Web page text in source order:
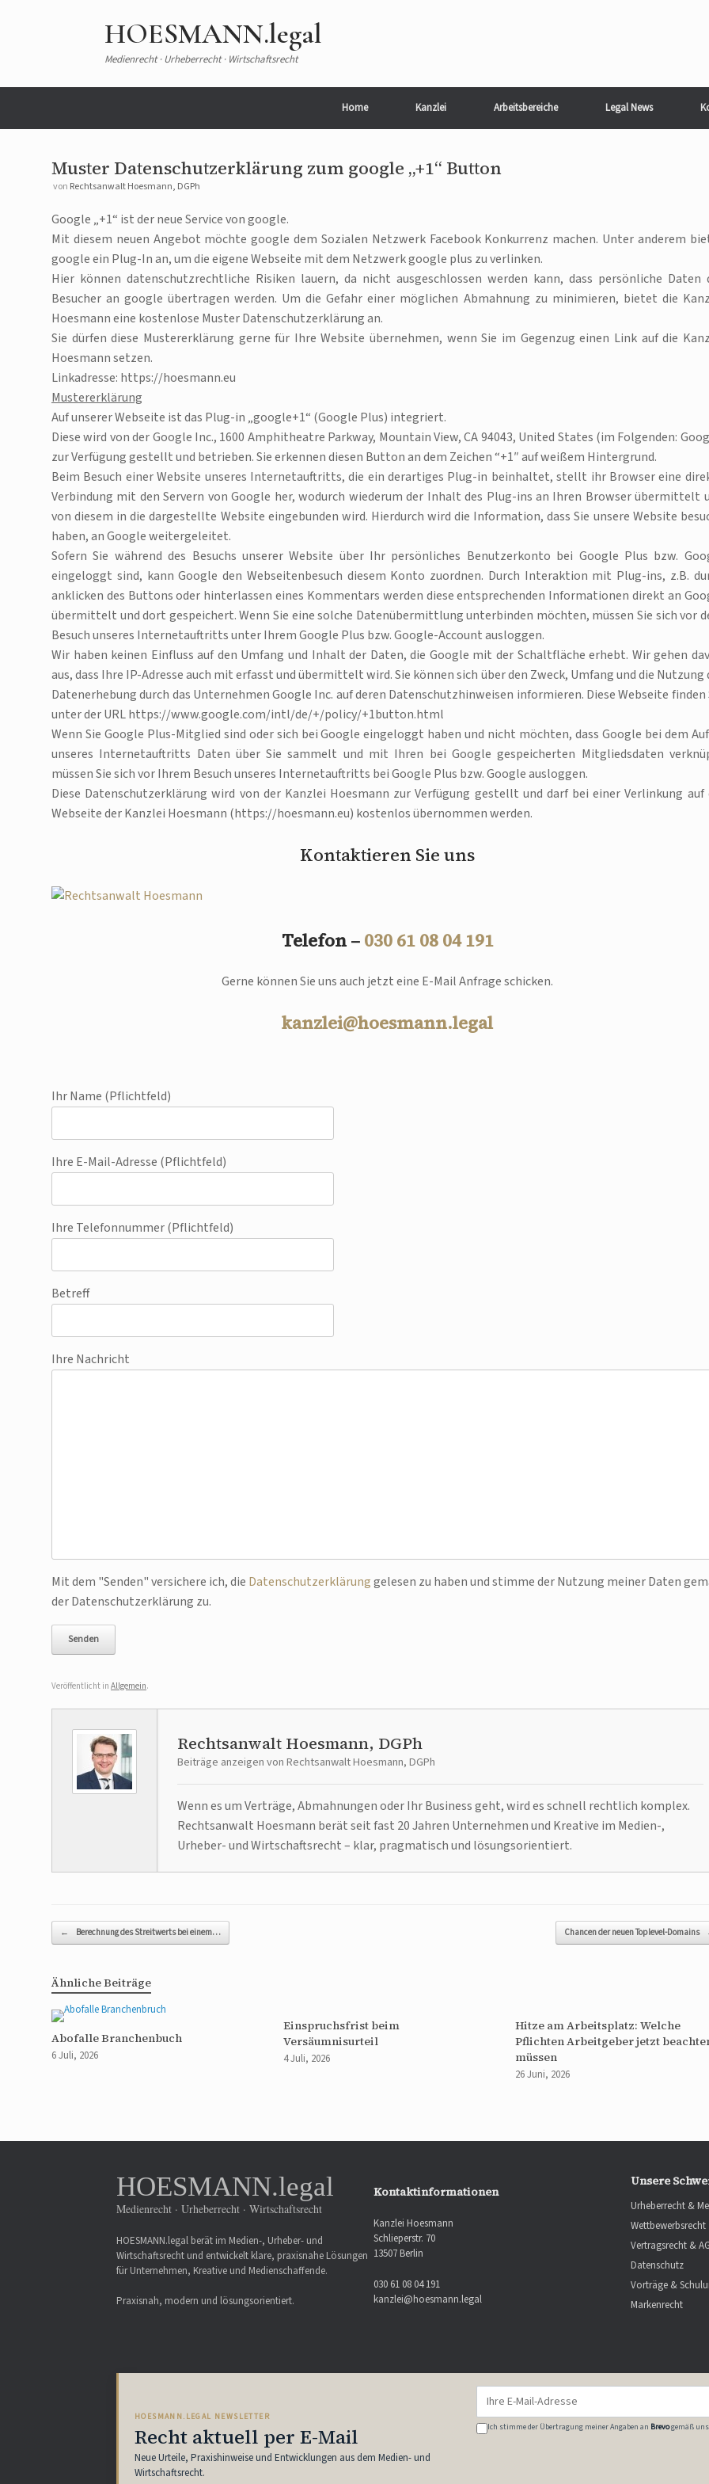
HOESMANN.legal
Medienrecht · Urheberrecht · Wirtschaftsrecht
Home Kanzlei Arbeitsbereiche Legal News
Muster Datenschutzerklärung zum google „+1“ Button
von Rechtsanwalt Hoesmann, DGPh
Google „+1“ ist der neue Service von google.
Mit diesem neuen Angebot möchte google dem Sozialen Netzwerk Facebook Konkurrenz machen. Unter anderem
google ein Plug-In an, um die eigene Webseite mit dem Netzwerk google plus zu verlinken.
Hier können datenschutzrechtliche Risiken lauern, da nicht ausgeschlossen werden kann, dass persönliche Daten
Besucher an google übertragen werden. Um die Gefahr einer möglichen Abmahnung zu minimieren, bietet die
Hoesmann eine kostenlose Muster Datenschutzerklärung an.
Sie dürfen diese Mustererklärung gerne für Ihre Website übernehmen, wenn Sie im Gegenzug einen Link auf die
Hoesmann setzen.
Linkadresse: https://hoesmann.eu
Mustererklärung
Auf unserer Webseite ist das Plug-in „google+1“ (Google Plus) integriert.
Diese wird von der Google Inc., 1600 Amphitheatre Parkway, Mountain View, CA 94043, United States (im Folgenden:
zur Verfügung gestellt und betrieben. Sie erkennen diesen Button an dem Zeichen “+1″ auf weißem Hintergrund.
Beim Besuch einer Website unseres Internetauftritts, die ein derartiges Plug-in beinhaltet, stellt ihr Browser eine
Verbindung mit den Servern von Google her, wodurch wiederum der Inhalt des Plug-ins an Ihren Browser übermittelt
von diesem in die dargestellte Website eingebunden wird. Hierdurch wird die Information, dass Sie unsere Website
haben, an Google weitergeleitet.
Sofern Sie während des Besuchs unserer Website über Ihr persönliches Benutzerkonto bei Google Plus bzw.
eingeloggt sind, kann Google den Webseitenbesuch diesem Konto zuordnen. Durch Interaktion mit Plug-ins, z.B.
anklicken des Buttons oder hinterlassen eines Kommentars werden diese entsprechenden Informationen direkt an
übermittelt und dort gespeichert. Wenn Sie eine solche Datenübermittlung unterbinden möchten, müssen Sie sich vor
Besuch unseres Internetauftritts unter Ihrem Google Plus bzw. Google-Account ausloggen.
Wir haben keinen Einfluss auf den Umfang und Inhalt der Daten, die Google mit der Schaltfläche erhebt. Wir gehen
aus, dass Ihre IP-Adresse auch mit erfasst und übermittelt wird. Sie können sich über den Zweck, Umfang und die Nutzung
Datenerhebung durch das Unternehmen Google Inc. auf deren Datenschutzhinweisen informieren. Diese Webseite finden
unter der URL https://www.google.com/intl/de/+/policy/+1button.html
Wenn Sie Google Plus-Mitglied sind oder sich bei Google eingeloggt haben und nicht möchten, dass Google bei dem
unseres Internetauftritts Daten über Sie sammelt und mit Ihren bei Google gespeicherten Mitgliedsdaten
müssen Sie sich vor Ihrem Besuch unseres Internetauftritts bei Google Plus bzw. Google ausloggen.
Diese Datenschutzerklärung wird von der Kanzlei Hoesmann zur Verfügung gestellt und darf bei einer Verlinkung auf
Webseite der Kanzlei Hoesmann (https://hoesmann.eu) kostenlos übernommen werden.
Kontaktieren Sie uns
Telefon – 030 61 08 04 191
Gerne können Sie uns auch jetzt eine E-Mail Anfrage schicken.
kanzlei@hoesmann.legal
Ihr Name (Pflichtfeld)
Ihre E-Mail-Adresse (Pflichtfeld)
Ihre Telefonnummer (Pflichtfeld)
Betreff
Ihre Nachricht
Bitte lasse dieses Feld leer.
Mit dem "Senden" versichere ich, die Datenschutzerklärunggelesen zu haben und stimme der Nutzung meiner Daten
der Datenschutzerklärung zu.
Veröffentlicht in Allgemein.
Rechtsanwalt Hoesmann, DGPh
Beiträge anzeigen von Rechtsanwalt Hoesmann, DGPh
Wenn es um Verträge, Abmahnungen oder Ihr Business geht, wird es schnell rechtlich komplex.
Rechtsanwalt Hoesmann berät seit fast 20 Jahren Unternehmen und Kreative im Medien-,
Urheber- und Wirtschaftsrecht – klar, pragmatisch und lösungsorientiert.
Beitragsnavigation
← Berechnung des Streitwerts bei einem… Chancen der neuen Toplevel-Domains
Ähnliche Beiträge
Abofalle Branchenbuch
6 Juli, 2026
Einspruchsfrist beim
Versäumnisurteil
4 Juli, 2026
Hitze am Arbeitsplatz: Welche
Pflichten Arbeitgeber jetzt
müssen
26 Juni, 2026
HOESMANN.legal
Medienrecht · Urheberrecht · Wirtschaftsrecht
HOESMANN.legal berät im Medien-, Urheber- und
Wirtschaftsrecht und entwickelt klare, praxisnahe Lösungen
für Unternehmen, Kreative und Medienschaffende.
Praxisnah, modern und lösungsorientiert.
Kontaktinformationen
Kanzlei Hoesmann
Schlieperstr. 70
13507 Berlin
030 61 08 04 191
kanzlei@hoesmann.legal
Unsere
Urheberrecht &
Wettbewerbsrecht
Vertragsrecht &
Datenschutz
Vorträge &
Markenrecht
HOESMANN.LEGAL NEWSLETTER
Recht aktuell per E-Mail
Neue Urteile, Praxishinweise und Entwicklungen aus dem Medien- und
Wirtschaftsrecht.
Ich stimme der Übertragung meiner Angaben an Brevogemäß